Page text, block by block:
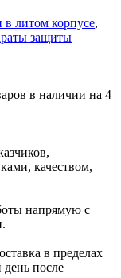
в литом корпусе,
защиты
в наличии на 4
качеством,
напрямую с
в пределах
после